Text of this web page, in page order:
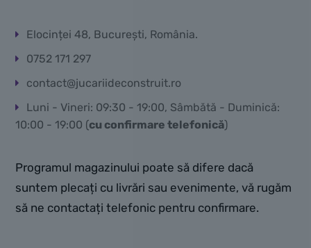
Elocinței 48, București, România.
0752 171 297
contact@jucariideconstruit.ro
Luni - Vineri: 09:30 - 19:00, Sâmbătă - Duminică:
10:00 - 19:00 (cu confirmare telefonică)
Programul magazinului poate să difere dacă
suntem plecați cu livrări sau evenimente, vă rugăm
să ne contactați telefonic pentru confirmare.